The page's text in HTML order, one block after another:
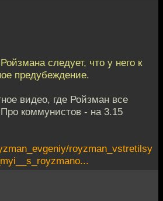
следует, что у него к
предубеждение.
видео, где Ройзман все
коммунистов - на 3.15
royzman_vstretilsy